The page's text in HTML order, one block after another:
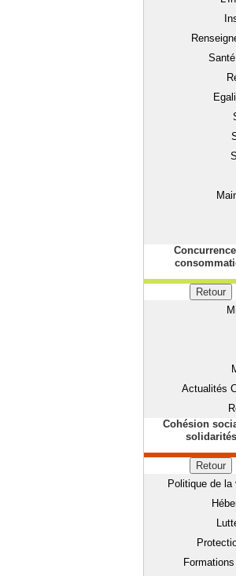
Retour
Actualités
Cohésion
solidarités
Retour
Politique de